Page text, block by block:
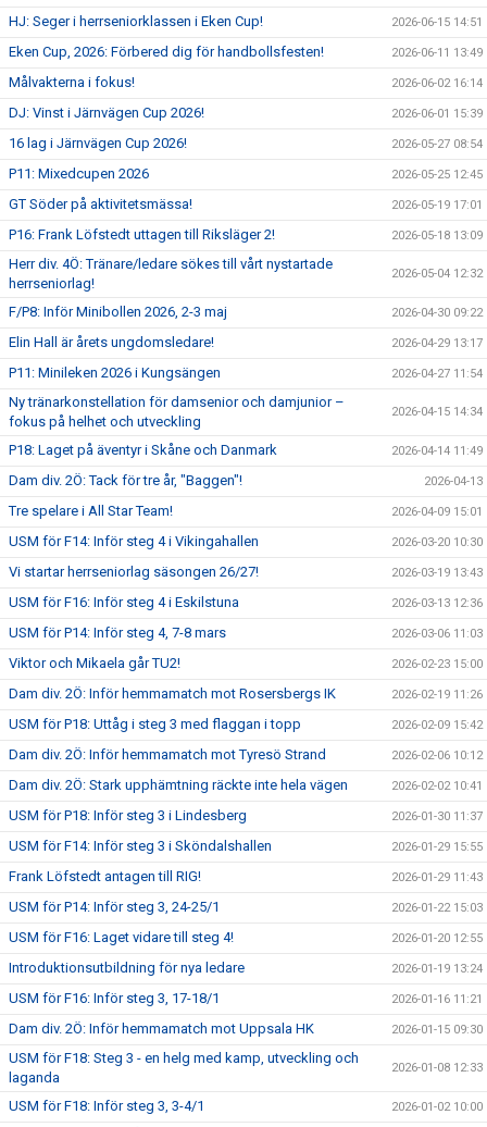
HJ: Seger i herrseniorklassen i Eken Cup! 2026-06-15 14:51
Eken Cup, 2026: Förbered dig för handbollsfesten! 2026-06-11 13:49
Målvakterna i fokus! 2026-06-02 16:14
DJ: Vinst i Järnvägen Cup 2026! 2026-06-01 15:39
16 lag i Järnvägen Cup 2026! 2026-05-27 08:54
P11: Mixedcupen 2026 2026-05-25 12:45
GT Söder på aktivitetsmässa! 2026-05-19 17:01
P16: Frank Löfstedt uttagen till Riksläger 2! 2026-05-18 13:09
Herr div. 4Ö: Tränare/ledare sökes till vårt nystartade
herrseniorlag!
2026-05-04 12:32
F/P8: Inför Minibollen 2026, 2-3 maj 2026-04-30 09:22
Elin Hall är årets ungdomsledare! 2026-04-29 13:17
P11: Minileken 2026 i Kungsängen 2026-04-27 11:54
Ny tränarkonstellation för damsenior och damjunior –
fokus på helhet och utveckling
2026-04-15 14:34
P18: Laget på äventyr i Skåne och Danmark 2026-04-14 11:49
Dam div. 2Ö: Tack för tre år, "Baggen"! 2026-04-13
Tre spelare i All Star Team! 2026-04-09 15:01
USM för F14: Inför steg 4 i Vikingahallen 2026-03-20 10:30
Vi startar herrseniorlag säsongen 26/27! 2026-03-19 13:43
USM för F16: Inför steg 4 i Eskilstuna 2026-03-13 12:36
USM för P14: Inför steg 4, 7-8 mars 2026-03-06 11:03
Viktor och Mikaela går TU2! 2026-02-23 15:00
Dam div. 2Ö: Inför hemmamatch mot Rosersbergs IK 2026-02-19 11:26
USM för P18: Uttåg i steg 3 med flaggan i topp 2026-02-09 15:42
Dam div. 2Ö: Inför hemmamatch mot Tyresö Strand 2026-02-06 10:12
Dam div. 2Ö: Stark upphämtning räckte inte hela vägen 2026-02-02 10:41
USM för P18: Inför steg 3 i Lindesberg 2026-01-30 11:37
USM för F14: Inför steg 3 i Sköndalshallen 2026-01-29 15:55
Frank Löfstedt antagen till RIG! 2026-01-29 11:43
USM för P14: Inför steg 3, 24-25/1 2026-01-22 15:03
USM för F16: Laget vidare till steg 4! 2026-01-20 12:55
Introduktionsutbildning för nya ledare 2026-01-19 13:24
USM för F16: Inför steg 3, 17-18/1 2026-01-16 11:21
Dam div. 2Ö: Inför hemmamatch mot Uppsala HK 2026-01-15 09:30
USM för F18: Steg 3 - en helg med kamp, utveckling och
laganda
2026-01-08 12:33
USM för F18: Inför steg 3, 3-4/1 2026-01-02 10:00